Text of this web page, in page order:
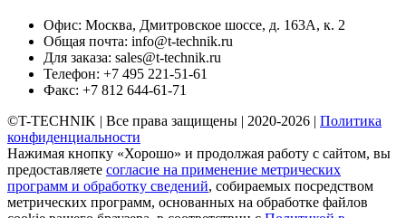
Офис: Москва, Дмитровское шоссе, д. 163А, к. 2
Общая почта: info@t-technik.ru
Для заказа: sales@t-technik.ru
Телефон: +7 495 221-51-61
Факс: +7 812 644-61-71
©T-TECHNIK | Все права защищены | 2020-2026 | Политика
конфиденциальности
Нажимая кнопку «Хорошо» и продолжая работу с сайтом, вы
предоставляете согласие на применение метрических
программ и обработку сведений, собираемых посредством
метрических программ, основанных на обработке файлов